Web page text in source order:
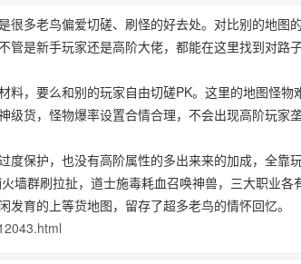
很多老鸟偏爱切磋、刷怪的好去处。对比别的地图
管是新手玩家还是高阶大佬，都能在这里找到对路
料，要么和别的玩家自由切磋PK。这里的地图怪物
级货，怪物爆率设置合情合理，不会出现高阶玩家
度保护，也没有高阶属性的多出来来的加成，全靠
墙群刷拉扯，道士施毒耗血召唤神兽，三大职业各
育的上等货地图，留存了超多老鸟的情怀回忆。